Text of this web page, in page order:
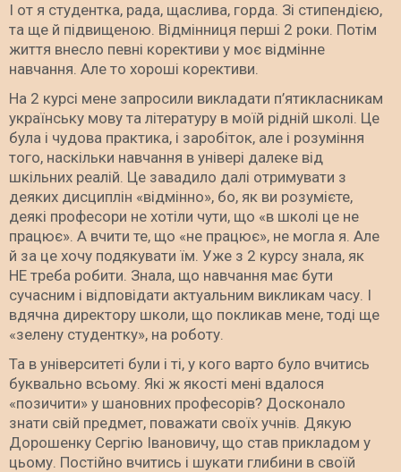
І от я студентка, рада, щаслива, горда. Зі стипендією,
та ще й підвищеною. Відмінниця перші 2 роки. Потім
життя внесло певні корективи у моє відмінне
навчання. Але то хороші корективи.
На 2 курсі мене запросили викладати п’ятикласникам
українську мову та літературу в моїй рідній школі. Це
була і чудова практика, і заробіток, але і розуміння
того, наскільки навчання в універі далеке від
шкільних реалій. Це завадило далі отримувати з
деяких дисциплін «відмінно», бо, як ви розумієте,
деякі професори не хотіли чути, що «в школі це не
працює». А вчити те, що «не працює», не могла я. Але
й за це хочу подякувати їм. Уже з 2 курсу знала, як
НЕ треба робити. Знала, що навчання має бути
сучасним і відповідати актуальним викликам часу. І
вдячна директору школи, що покликав мене, тоді ще
«зелену студентку», на роботу.
Та в університеті були і ті, у кого варто було вчитись
буквально всьому. Які ж якості мені вдалося
«позичити» у шановних професорів? Досконало
знати свій предмет, поважати своїх учнів. Дякую
Дорошенку Сергію Івановичу, що став прикладом у
цьому. Постійно вчитись і шукати глибини в своїй